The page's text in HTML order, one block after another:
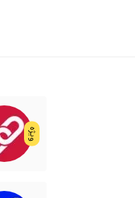
ویژه